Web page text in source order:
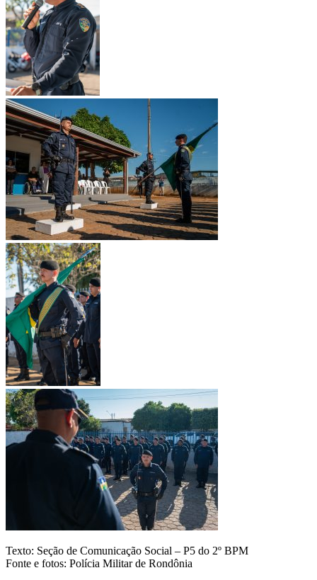
Texto: Seção de Comunicação Social – P5 do 2º BPM
Fonte e fotos: Polícia Militar de Rondônia